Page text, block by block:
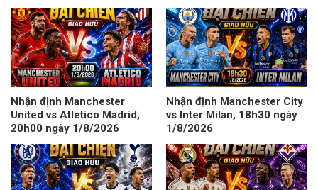
Nhận định Manchester
United vs Atletico Madrid,
20h00 ngày 1/8/2026
Nhận định Manchester City
vs Inter Milan, 18h30 ngày
1/8/2026